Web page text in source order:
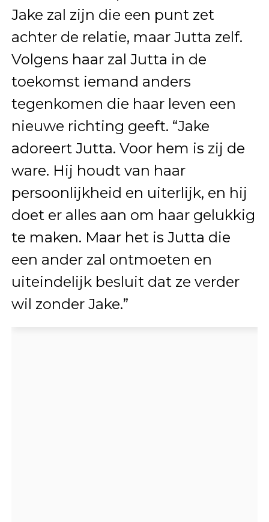
Jake zal zijn die een punt zet
achter de relatie, maar Jutta zelf.
Volgens haar zal Jutta in de
toekomst iemand anders
tegenkomen die haar leven een
nieuwe richting geeft. “Jake
adoreert Jutta. Voor hem is zij de
ware. Hij houdt van haar
persoonlijkheid en uiterlijk, en hij
doet er alles aan om haar gelukkig
te maken. Maar het is Jutta die
een ander zal ontmoeten en
uiteindelijk besluit dat ze verder
wil zonder Jake.”